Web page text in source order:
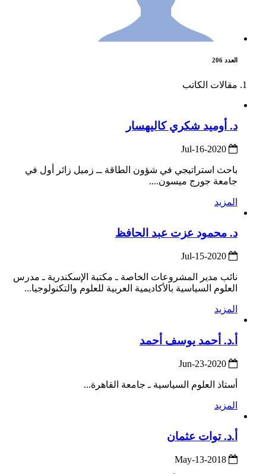
العدد 206
مقالات الكاتب
د. أوميد شكري كاليهسار
باحث استراتيجي في شؤون الطاقة ــ زميل زائر أول في
جامعة جورج ميسون....
المزيد
د. محمود عزت عبد الحافظ
نائب مدير المشروعات الخاصة ـ مكتبة الإسكندرية ـ مدرس
العلوم السياسية بالأكاديمية العربية للعلوم والتكنولوجيا...
المزيد
أ.د. أحمد يوسف أحمد
أستاذ العلوم السياسية ـ جامعة القاهرة...
المزيد
أ.د. توات عثمان